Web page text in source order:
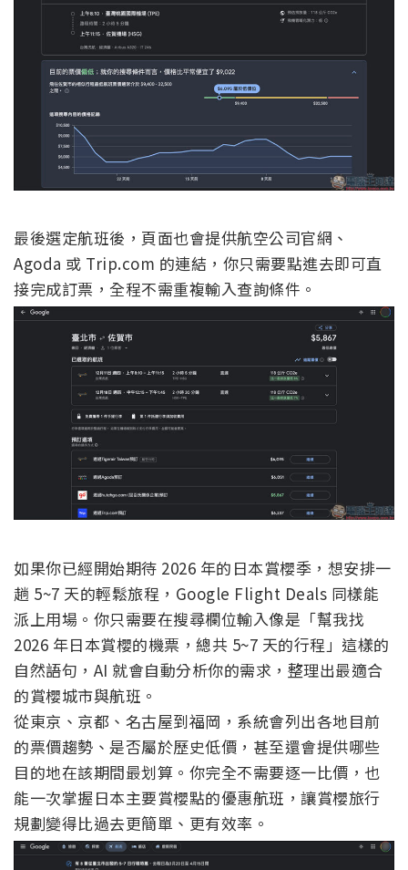
最後選定航班後，頁面也會提供航空公司官網、
Agoda 或 Trip.com 的連結，你只需要點進去即可直
接完成訂票，全程不需重複輸入查詢條件。
如果你已經開始期待 2026 年的日本賞櫻季，想安排一
趟 5~7 天的輕鬆旅程，Google Flight Deals 同樣能
派上用場。你只需要在搜尋欄位輸入像是「幫我找
2026 年日本賞櫻的機票，總共 5~7 天的行程」這樣的
自然語句，AI 就會自動分析你的需求，整理出最適合
的賞櫻城市與航班。
從東京、京都、名古屋到福岡，系統會列出各地目前
的票價趨勢、是否屬於歷史低價，甚至還會提供哪些
目的地在該期間最划算。你完全不需要逐一比價，也
能一次掌握日本主要賞櫻點的優惠航班，讓賞櫻旅行
規劃變得比過去更簡單、更有效率。